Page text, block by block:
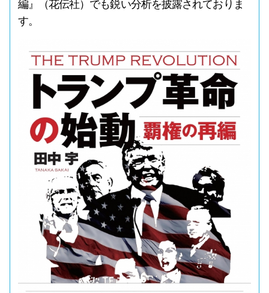
編』（花伝社）でも鋭い分析を披露されておりま
す。